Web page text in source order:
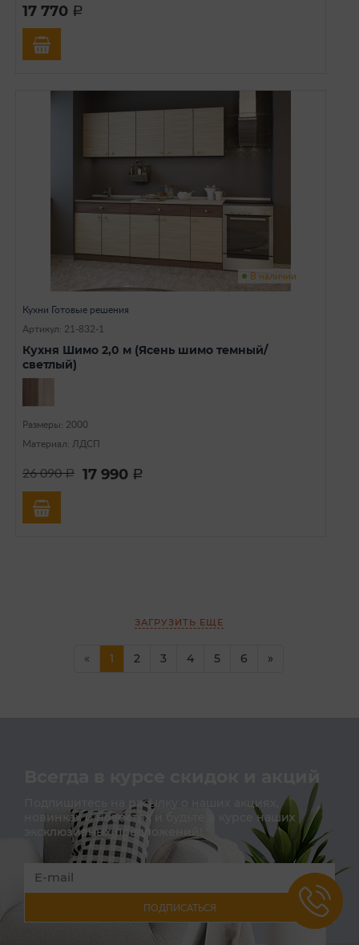
17 770 a
В наличии
Кухни Готовые решения
Артикул: 21-832-1
Кухня Шимо 2,0 м (Ясень шимо темный/
светлый)
Размеры: 2000
Материал: ЛДСП
26 090a 17 990 a
ЗАГРУЗИТЬ ЕЩЕ
« 1 (current)
2 3 4 5 6 »
Всегда в курсе скидок и акций
Подпишитесь на расылку о наших акциях,
новинках и новостях и будьте в курсе наших
эксклюзивных предложений!
ПОДПИСАТЬСЯ